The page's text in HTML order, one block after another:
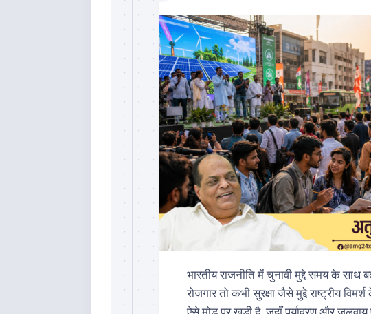
भारतीय राजनीति में चुनावी मुद्दे समय के
रोजगार तो कभी सुरक्षा जैसे मुद्दे राष्ट्रीय